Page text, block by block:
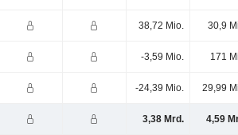
38,72 Mio. 30,9
-3,59 Mio. 171
-24,39 Mio. 29,99
3,38 Mrd. 4,59